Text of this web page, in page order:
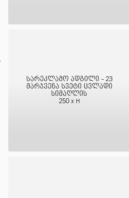
სარეკლამო ადგილი - 23
მარჯვენა სვეტი ცვლადი
სიმაღლის
250 x H